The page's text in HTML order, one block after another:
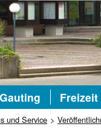
und Service